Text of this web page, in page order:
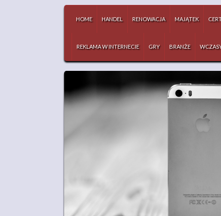
HOME HANDEL RENOWACJA MAJĄTEK
REKLAMA W INTERNECIE GRY BRANŻE